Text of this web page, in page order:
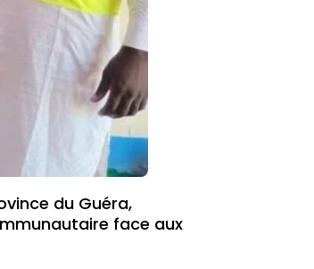
du Guéra,
face aux